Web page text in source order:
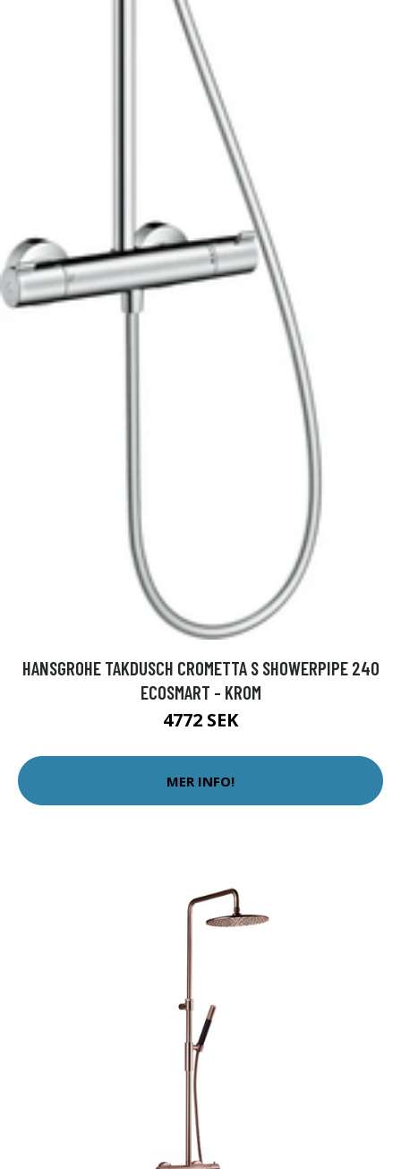
HANSGROHE TAKDUSCH CROMETTA S SHOWERPIPE 240
ECOSMART - KROM
4772 SEK
MER INFO!